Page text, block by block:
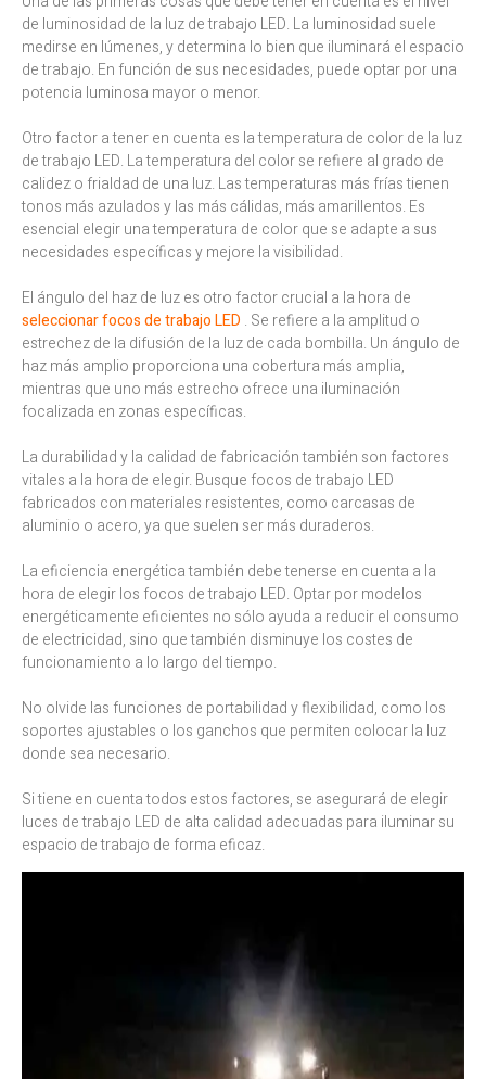
de luminosidad de la luz de trabajo LED. La luminosidad suele
medirse en lúmenes, y determina lo bien que iluminará el espacio
de trabajo. En función de sus necesidades, puede optar por una
potencia luminosa mayor o menor.
Otro factor a tener en cuenta es la temperatura de color de la luz
de trabajo LED. La temperatura del color se refiere al grado de
calidez o frialdad de una luz. Las temperaturas más frías tienen
tonos más azulados y las más cálidas, más amarillentos. Es
esencial elegir una temperatura de color que se adapte a sus
necesidades específicas y mejore la visibilidad.
El ángulo del haz de luz es otro factor crucial a la hora de
seleccionar focos de trabajo LED . Se refiere a la amplitud o
estrechez de la difusión de la luz de cada bombilla. Un ángulo de
haz más amplio proporciona una cobertura más amplia,
mientras que uno más estrecho ofrece una iluminación
focalizada en zonas específicas.
La durabilidad y la calidad de fabricación también son factores
vitales a la hora de elegir. Busque focos de trabajo LED
fabricados con materiales resistentes, como carcasas de
aluminio o acero, ya que suelen ser más duraderos.
La eficiencia energética también debe tenerse en cuenta a la
hora de elegir los focos de trabajo LED. Optar por modelos
energéticamente eficientes no sólo ayuda a reducir el consumo
de electricidad, sino que también disminuye los costes de
funcionamiento a lo largo del tiempo.
No olvide las funciones de portabilidad y flexibilidad, como los
soportes ajustables o los ganchos que permiten colocar la luz
donde sea necesario.
Si tiene en cuenta todos estos factores, se asegurará de elegir
luces de trabajo LED de alta calidad adecuadas para iluminar su
espacio de trabajo de forma eficaz.